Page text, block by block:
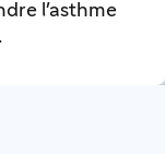
l'asthme